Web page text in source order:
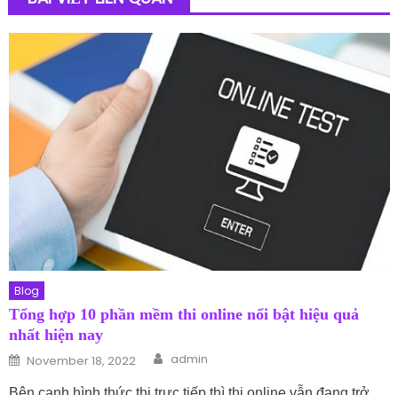
Blog
Tổng hợp 10 phần mềm thi online nổi bật hiệu quả
nhất hiện nay
Posted on
November 18, 2022 Author
admin